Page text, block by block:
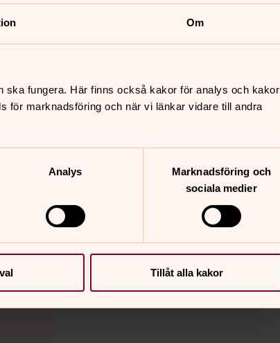
Om
fungera. Här finns också kakor för analys och kakor
för marknadsföring och när vi länkar vidare till andra
Analys
Marknadsföring och
sociala medier
Tillåt alla kakor